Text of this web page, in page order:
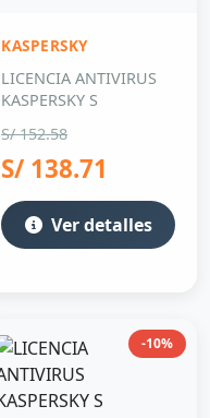
KASPERSKY
LICENCIA ANTIVIRUS
KASPERSKY S
S/ 152.58
S/ 138.71
Ver detalles
-10%